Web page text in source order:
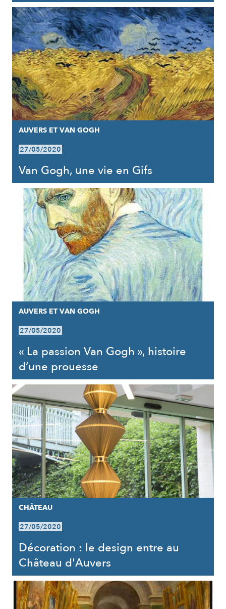
AUVERS ET VAN GOGH
27/05/2020
Van Gogh, une vie en Gifs
AUVERS ET VAN GOGH
27/05/2020
« La passion Van Gogh », histoire
d’une prouesse
CHÂTEAU
27/05/2020
Décoration : le design entre au
Château d'Auvers